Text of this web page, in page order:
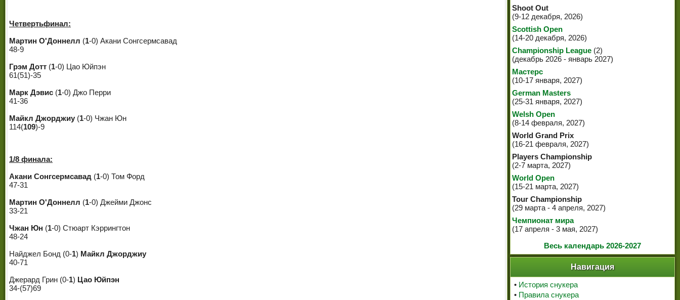
Четвертьфинал:
Мартин О'Доннелл (1-0) Акани Сонгсермсавад
48-9
Грэм Дотт (1-0) Цао Юйпэн
61(51)-35
Марк Дэвис (1-0) Джо Перри
41-36
Майкл Джорджиу (1-0) Чжан Юн
114(109)-9
1/8 финала:
Акани Сонгсермсавад (1-0) Том Форд
47-31
Мартин О'Доннелл (1-0) Джейми Джонс
33-21
Чжан Юн (1-0) Стюарт Кэррингтон
48-24
Найджел Бонд (0-1) Майкл Джорджиу
40-71
Джерард Грин (0-1) Цао Юйпэн
34-(57)69
Shoot Out
(9-12 декабря, 2026)
Scottish Open
(14-20 декабря, 2026)
Championship League (2)
(декабрь 2026 - январь 2027)
Мастерс
(10-17 января, 2027)
German Masters
(25-31 января, 2027)
Welsh Open
(8-14 февраля, 2027)
World Grand Prix
(16-21 февраля, 2027)
Players Championship
(2-7 марта, 2027)
World Open
(15-21 марта, 2027)
Tour Championship
(29 марта - 4 апреля, 2027)
Чемпионат мира
(17 апреля - 3 мая, 2027)
Весь календарь 2026-2027
Навигация
• История снукера
• Правила снукера